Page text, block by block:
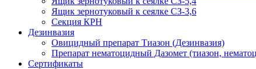
Ящик зернотуковый к сеялке СЗ-3,6
Секция КРН
Дезинвазия
Овицидный препарат Тиазон (Дезинвазия)
Препарат нематоцидный Дазомет (тиазон,
Сертификаты